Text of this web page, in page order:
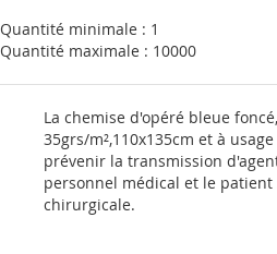
Quantité minimale : 1
Quantité maximale : 10000
La chemise d'opéré bleue
35grs/m²,110x135cm et à
prévenir la transmission
personnel médical et le
chirurgicale.